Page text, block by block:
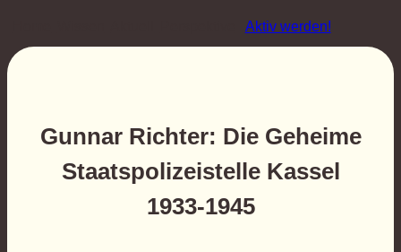
Aktiv werden!
Gunnar Richter: Die Geheime
Staatspolizeistelle Kassel
1933-1945